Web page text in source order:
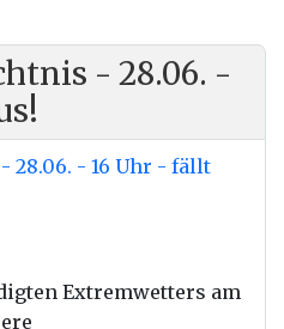
- 28.06. -
Extremwetters am